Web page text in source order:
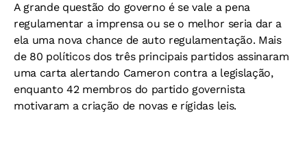
A grande questão do governo é se vale a pena
regulamentar a imprensa ou se o melhor seria dar a
ela uma nova chance de auto regulamentação. Mais
de 80 políticos dos três principais partidos assinaram
uma carta alertando Cameron contra a legislação,
enquanto 42 membros do partido governista
motivaram a criação de novas e rígidas leis.